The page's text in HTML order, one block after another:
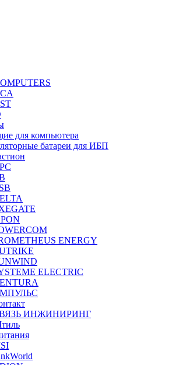
для компьютера
батареи для ИБП
ENERGY
ELECTRIC
ИНЖИНИРИНГ